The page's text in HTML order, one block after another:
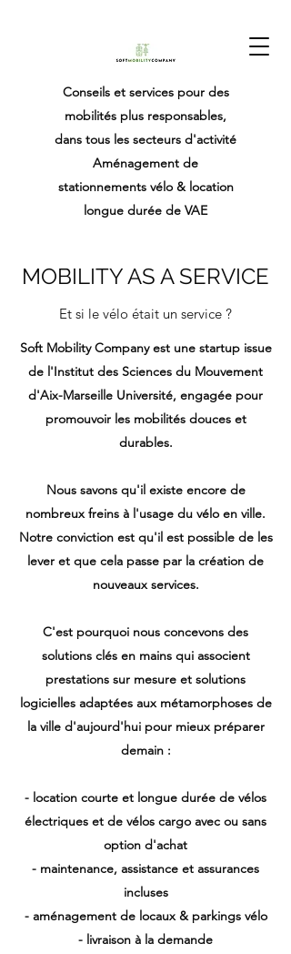
Conseils et services pour des
mobilités plus responsables,
dans tous les secteurs d'activité
Aménagement de
stationnements vélo & location
longue durée de VAE
MOBILITY AS A SERVICE
Et si le vélo était un service ?
Soft Mobility Company est une startup issue
de l'Institut des Sciences du Mouvement
d'Aix-Marseille Université, engagée pour
promouvoir les mobilités douces et
durables.
Nous savons qu'il existe encore de
nombreux freins à l'usage du vélo en ville.
Notre conviction est qu'il est possible de les
lever et que cela passe par la création de
nouveaux services.
C'est pourquoi nous concevons des
solutions clés en mains qui associent
prestations sur mesure et solutions
logicielles adaptées aux métamorphoses de
la ville d'aujourd'hui pour mieux préparer
demain :
- location courte et longue durée de vélos
électriques et de vélos cargo avec ou sans
option d'achat
- maintenance, assistance et assurances
incluses
- aménagement de locaux & parkings vélo
- livraison à la demande